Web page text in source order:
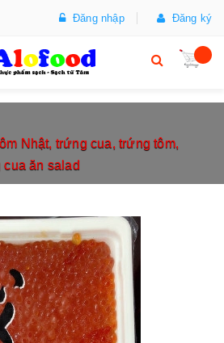
Đăng nhập Đăng ký
Nhật, trứng cua, trứng tôm,
ăn salad